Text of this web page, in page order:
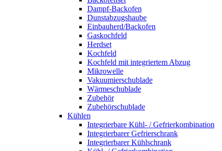
Dampf-Backofen
Dunstabzugshaube
Einbauherd/Backofen
Gaskochfeld
Herdset
Kochfeld
Kochfeld mit integriertem Abzug
Mikrowelle
Vakuumierschublade
Wärmeschublade
Zubehör
Zubehörschublade
Kühlen
Integrierbare Kühl- / Gefrierkombination
Integrierbarer Gefrierschrank
Integrierbarer Kühlschrank